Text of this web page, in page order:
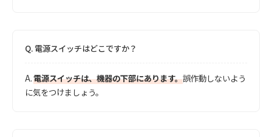
Q. 電源スイッチはどこですか？
A.電源スイッチは、機器の下部にあります。誤作動しないよう
に気をつけましょう。